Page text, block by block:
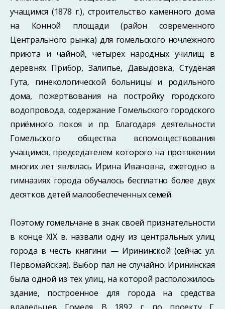
учащимся (1878 г.), строительство каменного дома
на Конной площади (район современного
Центрального рынка) для гомельского ночлежного
приюта и чайной, четырёх народных училищ в
деревнях Прибор, Залипье, Давыдовка, Студёная
Гута, гинекологической больницы и родильного
дома, пожертвования на постройку городского
водопровода, содержание Гомельского городского
приёмного покоя и пр. Благодаря деятельности
Гомельского общества вспомоществования
учащимся, председателем которого на протяжении
многих лет являлась Ирина Ивановна, ежегодно в
гимназиях города обучалось бесплатно более двух
десятков детей малообеспеченных семей.
Поэтому гомельчане в знак своей признательности
в конце XIX в. назвали одну из центральных улиц
города в честь княгини — Ирининской (сейчас ул.
Первомайская). Выбор пал не случайно: Ирининская
была одной из тех улиц, на которой расположилось
здание, построенное для города на средства